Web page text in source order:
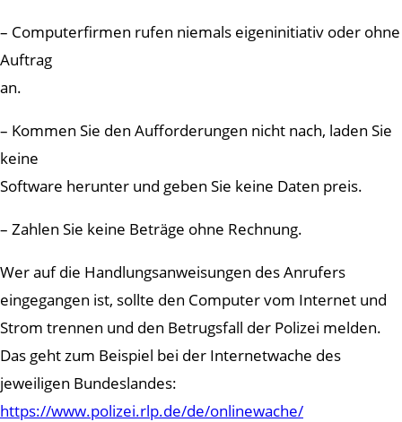
– Computerfirmen rufen niemals eigeninitiativ oder ohne
Auftrag
an.
– Kommen Sie den Aufforderungen nicht nach, laden Sie
keine
Software herunter und geben Sie keine Daten preis.
– Zahlen Sie keine Beträge ohne Rechnung.
Wer auf die Handlungsanweisungen des Anrufers
eingegangen ist, sollte den Computer vom Internet und
Strom trennen und den Betrugsfall der Polizei melden.
Das geht zum Beispiel bei der Internetwache des
jeweiligen Bundeslandes:
https://www.polizei.rlp.de/de/onlinewache/